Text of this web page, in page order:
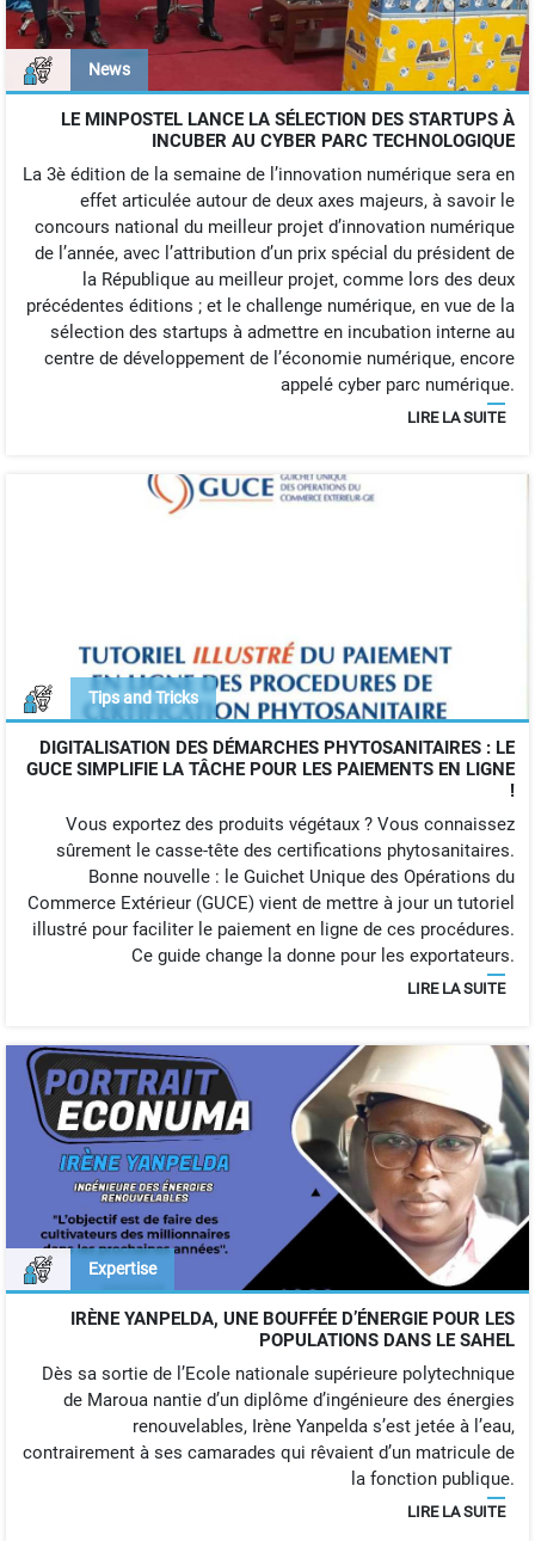
News
LE MINPOSTEL LANCE LA SÉLECTION DES STARTUPS À
INCUBER AU CYBER PARC TECHNOLOGIQUE
La 3è édition de la semaine de l’innovation numérique sera en
effet articulée autour de deux axes majeurs, à savoir le
concours national du meilleur projet d’innovation numérique
de l’année, avec l’attribution d’un prix spécial du président de
la République au meilleur projet, comme lors des deux
précédentes éditions ; et le challenge numérique, en vue de la
sélection des startups à admettre en incubation interne au
centre de développement de l’économie numérique, encore
appelé cyber parc numérique.
LIRE LA SUITE
Tips and Tricks
DIGITALISATION DES DÉMARCHES PHYTOSANITAIRES : LE
GUCE SIMPLIFIE LA TÂCHE POUR LES PAIEMENTS EN LIGNE
!
Vous exportez des produits végétaux ? Vous connaissez
sûrement le casse-tête des certifications phytosanitaires.
Bonne nouvelle : le Guichet Unique des Opérations du
Commerce Extérieur (GUCE) vient de mettre à jour un tutoriel
illustré pour faciliter le paiement en ligne de ces procédures.
Ce guide change la donne pour les exportateurs.
LIRE LA SUITE
Expertise
IRÈNE YANPELDA, UNE BOUFFÉE D’ÉNERGIE POUR LES
POPULATIONS DANS LE SAHEL
Dès sa sortie de l’Ecole nationale supérieure polytechnique
de Maroua nantie d’un diplôme d’ingénieure des énergies
renouvelables, Irène Yanpelda s’est jetée à l’eau,
contrairement à ses camarades qui rêvaient d’un matricule de
la fonction publique.
LIRE LA SUITE